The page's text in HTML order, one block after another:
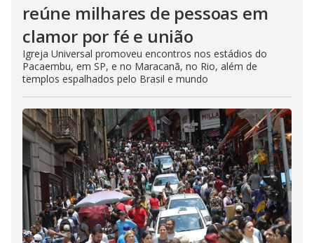
reúne milhares de pessoas em
clamor por fé e união
Igreja Universal promoveu encontros nos estádios do
Pacaembu, em SP, e no Maracanã, no Rio, além de
templos espalhados pelo Brasil e mundo